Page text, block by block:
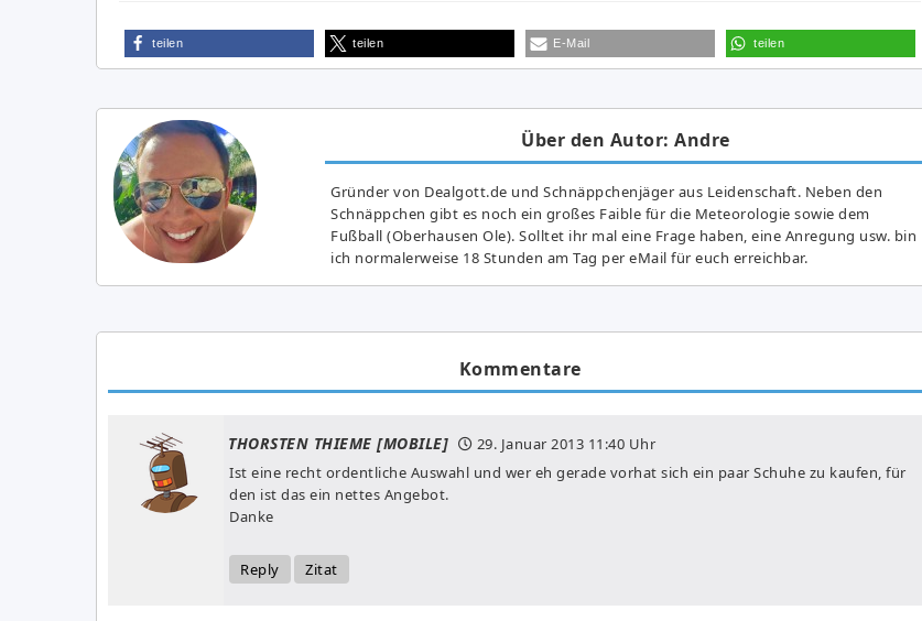
teilen teilen E-Mail teilen
Über den Autor: Andre
Gründer von Dealgott.de und Schnäppchenjäger aus Leidenschaft. Neben den
Schnäppchen gibt es noch ein großes Fai­ble für die Meteorologie sowie dem
Fußball (Oberhausen Ole). Solltet ihr mal eine Frage haben, eine Anregung usw. bin
ich normalerweise 18 Stunden am Tag per eMail für euch erreichbar.
Kommentare
THORSTEN THIEME [MOBILE] 29. Januar 2013 11:40 Uhr
Ist eine recht ordentliche Auswahl und wer eh gerade vorhat sich ein paar Schuhe zu kaufen, für
den ist das ein nettes Angebot.
Danke
Reply Zitat